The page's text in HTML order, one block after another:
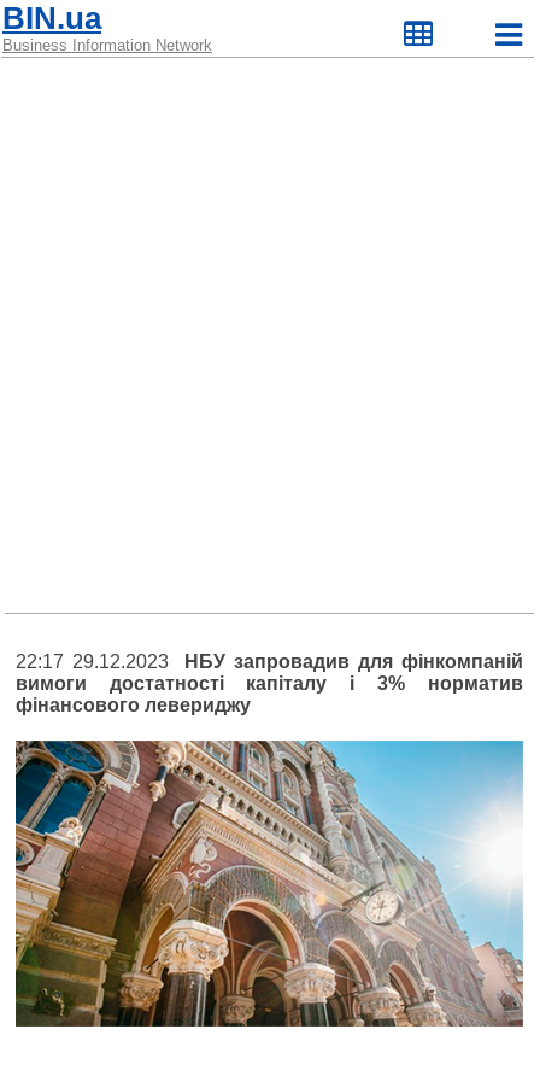
BIN.ua
Business Information Network
22:17 29.12.2023
НБУ запровадив для фінкомпаній
вимоги достатності капіталу і 3% норматив
фінансового левериджу